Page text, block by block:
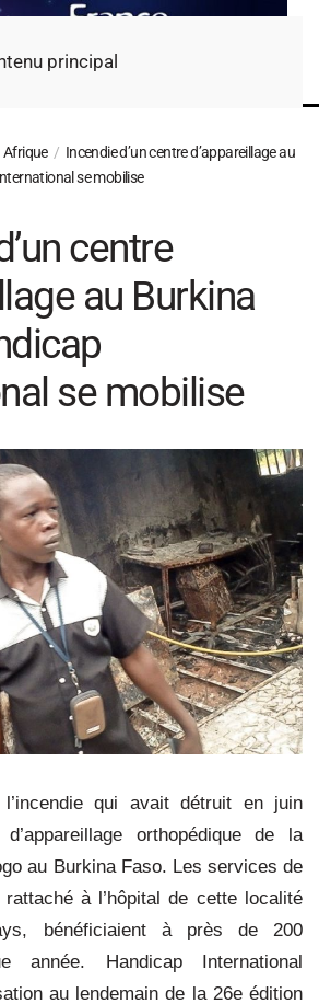
principal
Afrique
Incendie d’un centre d’appareillage au
se mobilise
centre
au Burkina
se mobilise
qui avait détruit en juin
orthopédique de la
au Burkina Faso. Les services de
à l’hôpital de cette localité
bénéficiaient à près de 200
année. Handicap International
au lendemain de la 26e édition